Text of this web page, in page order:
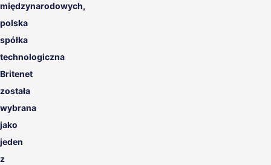
międzynarodowych,
polska
spółka
technologiczna
Britenet
została
wybrana
jako
jeden
z